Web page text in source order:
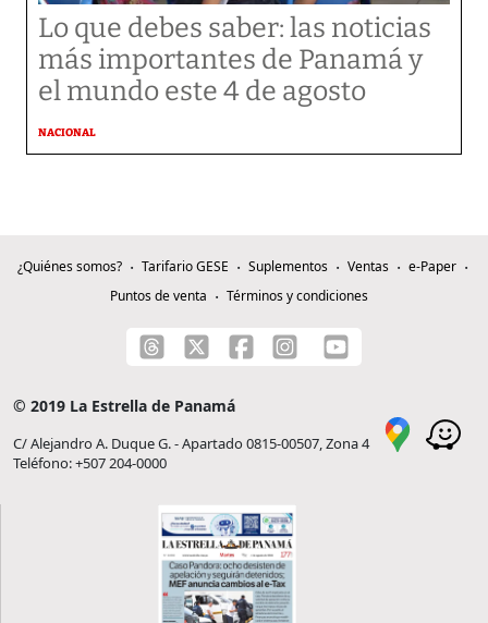
Lo que debes saber: las noticias
más importantes de Panamá y
el mundo este 4 de agosto
NACIONAL
¿Quiénes somos? Tarifario GESE Suplementos Ventas
e-Paper
Puntos de venta
Términos y condiciones
© 2019 La Estrella de Panamá
C/ Alejandro A. Duque G. - Apartado 0815-00507, Zona 4
Teléfono: +507 204-0000